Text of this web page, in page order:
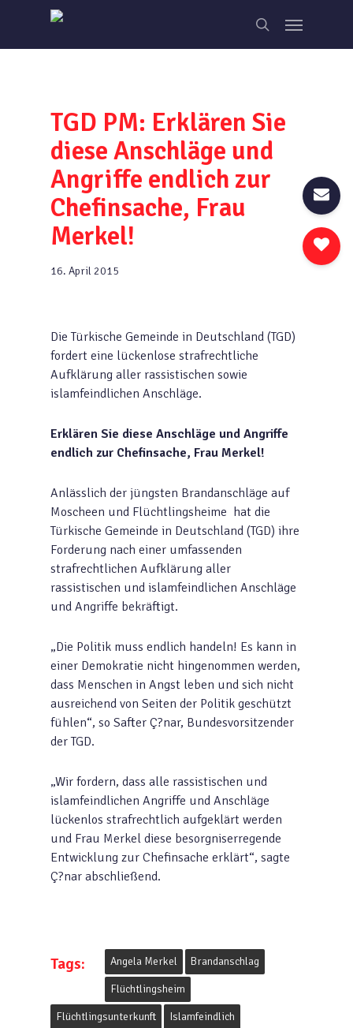
main
search
Menu
TGD PM: Erklären Sie
diese Anschläge und
Angriffe endlich zur
Chefinsache, Frau
Merkel!
16. April 2015
Die Türkische Gemeinde in Deutschland (TGD)
fordert eine lückenlose strafrechtliche
Aufklärung aller rassistischen sowie
islamfeindlichen Anschläge.
Erklären Sie diese Anschläge und Angriffe
endlich zur Chefinsache, Frau Merkel!
Anlässlich der jüngsten Brandanschläge auf
Moscheen und Flüchtlingsheime hat die
Türkische Gemeinde in Deutschland (TGD) ihre
Forderung nach einer umfassenden
strafrechtlichen Aufklärung aller
rassistischen und islamfeindlichen Anschläge
und Angriffe bekräftigt.
„Die Politik muss endlich handeln! Es kann in
einer Demokratie nicht hingenommen werden,
dass Menschen in Angst leben und sich nicht
ausreichend von Seiten der Politik geschützt
fühlen“, so Safter Ç?nar, Bundesvorsitzender
der TGD.
„Wir fordern, dass alle rassistischen und
islamfeindlichen Angriffe und Anschläge
lückenlos strafrechtlich aufgeklärt werden
und Frau Merkel diese besorgniserregende
Entwicklung zur Chefinsache erklärt“, sagte
Ç?nar abschließend.
Tags: Angela Merkel Brandanschlag
Flüchtlingsheim
Flüchtlingsunterkunft Islamfeindlich